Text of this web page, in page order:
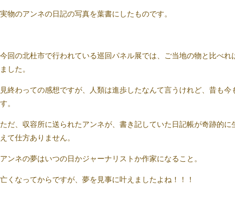
実物のアンネの日記の写真を葉書にしたものです。
今回の北杜市で行われている巡回パネル展では、ご当地の物と比べ
ました。
見終わっての感想ですが、人類は進歩したなんて言うけれど、昔も
す。
ただ、収容所に送られたアンネが、書き記していた日記帳が奇跡的
えて仕方ありません。
アンネの夢はいつの日かジャーナリストか作家になること。
亡くなってからですが、夢を見事に叶えましたよね！！！